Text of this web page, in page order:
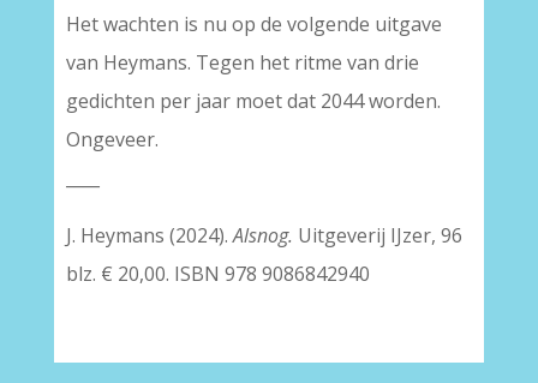
Het wachten is nu op de volgende uitgave
van Heymans. Tegen het ritme van drie
gedichten per jaar moet dat 2044 worden.
Ongeveer.
J. Heymans (2024).Alsnog. Uitgeverij IJzer, 96
blz. € 20,00. ISBN 978 9086842940